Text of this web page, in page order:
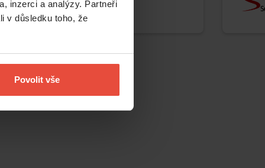
inzerci a analýzy. Partneři
v důsledku toho, že
Povolit vše
Seznam